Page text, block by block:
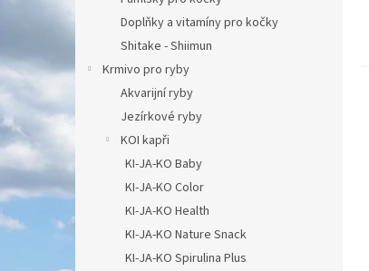
Doplňky a vitamíny pro kočky
Shitake - Shiimun
Krmivo pro ryby
Akvarijní ryby
Jezírkové ryby
KOI kapři
KI-JA-KO Baby
KI-JA-KO Color
KI-JA-KO Health
KI-JA-KO Nature Snack
KI-JA-KO Spirulina Plus